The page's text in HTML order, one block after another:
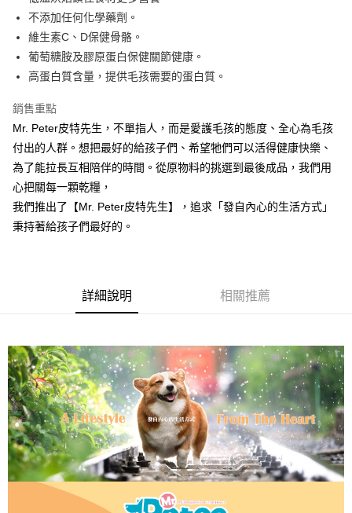
不添加任何化學藥劑。
維生素C、D保健骨骼。
葡萄糖胺及膠原蛋白保健關節健康。
高蛋白質含量，提供毛孩需要的蛋白質。
銷售重點
Mr. Peter皮特先生，不單指人，而是愛護毛孩的態度、全心為毛孩
付出的人群。想把最好的給孩子們、希望牠們可以活得健康快樂、
為了能拉長互相陪伴的時間。從原物料的挑選到最後成品，我們用
心把關每一顆乾糧，
我們推出了【Mr. Peter皮特先生】，追求「發自內心的生活方式」
秉持著給孩子們最好的。
詳細說明 相關推薦